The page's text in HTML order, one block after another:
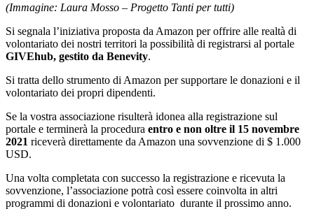
(Immagine: Laura Mosso – Progetto Tanti per tutti)
Si segnala l’iniziativa proposta da Amazon per offrire alle realtà di
volontariato dei nostri territori la possibilità di registrarsi al portale
GIVEhub, gestito da Benevity.
Si tratta dello strumento di Amazon per supportare le donazioni e il
volontariato dei propri dipendenti.
Se la vostra associazione risulterà idonea alla registrazione sul
portale e terminerà la procedura entro e non oltre il 15 novembre
2021 riceverà direttamente da Amazon una sovvenzione di $ 1.000
USD.
Una volta completata con successo la registrazione e ricevuta la
sovvenzione, l’associazione potrà così essere coinvolta in altri
programmi di donazioni e volontariato durante il prossimo anno.